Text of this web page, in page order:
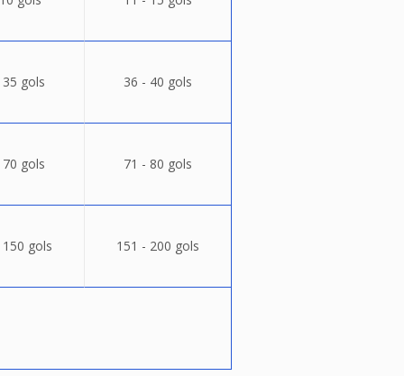
gols 36 - 40 gols
gols 71 - 80 gols
gols 151 - 200 gols